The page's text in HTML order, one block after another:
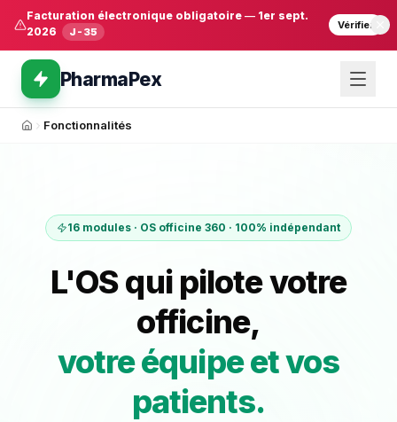
Facturation électronique obligatoire — 1er sept.
2026
J-35
Vérifier
PharmaPex
AccueilFonctionnalités
16 modules · OS officine 360 · 100% indépendant
L'OS qui pilote votre
officine,
votre équipe et vos
patients.